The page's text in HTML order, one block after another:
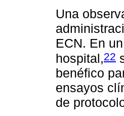
Una
ECN. En
hospital,22
benéfico
ensayos
de